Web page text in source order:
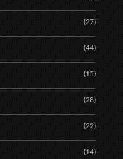
(27)
(44)
(15)
(28)
(22)
(14)